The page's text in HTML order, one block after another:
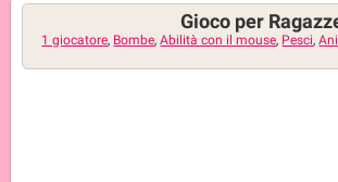
Gioco per
1 giocatore, Bombe,Abilità con il mouse, Pesci,